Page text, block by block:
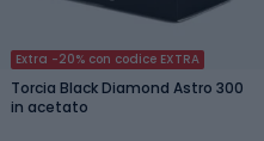
Extra -20% con codice EXTRA
Torcia Black Diamond Astro 300
in acetato